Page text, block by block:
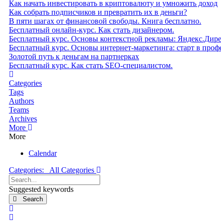
Как начать инвестировать в криптовалюту и умножить доход
Как собрать подписчиков и превратить их в деньги?
В пяти шагах от финансовой свободы. Книга бесплатно.
Бесплатный онлайн-курс. Как стать дизайнером.
Бесплатный курс. Основы контекстной рекламы:
Бесплатный курс. Основы интернет-маркетинга: старт в
Золотой путь к деньгам на партнерках
Бесплатный курс. Как стать SEO‑специалистом.
Categories
Tags
Authors
Teams
Archives
More
More
Calendar
Categories:
All Categories
Search...
Suggested keywords
Search